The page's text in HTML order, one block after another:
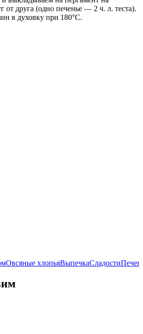
от друга (одно печенье — 2 ч. л. теста).
в духовку при 180°C.
Овсяные хлопьяВыпечкаСладости